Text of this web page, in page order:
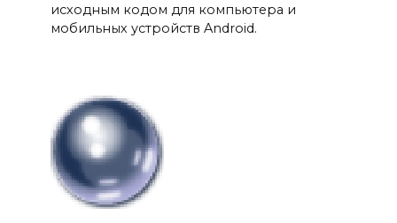
исходным кодом для компьютера и
мобильных устройств Android.